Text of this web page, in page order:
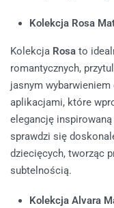
Kolekcja Rosa
Kolekcja Rosa to
romantycznych,
jasnym
aplikacjami, które
elegancję
sprawdzi się
dziecięcych, tworząc
subtelnością.
Kolekcja Alvara